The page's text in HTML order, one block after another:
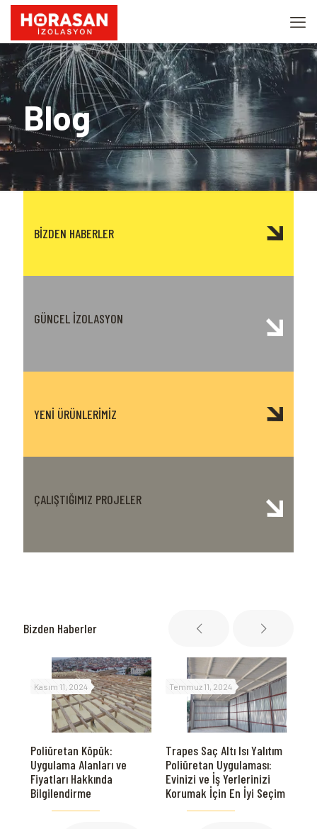
Blog
BİZDEN HABERLER
GÜNCEL İZOLASYON
YENİ ÜRÜNLERİMİZ
ÇALIŞTIĞIMIZ PROJELER
Bizden Haberler
Kasım 11, 2024
Poliüretan Köpük:
Uygulama Alanları ve
Fiyatları Hakkında
Bilgilendirme
Temmuz 11, 2024
Trapes Saç Altı Isı Yalıtım
Poliüretan Uygulaması:
Evinizi ve İş Yerlerinizi
Korumak İçin En İyi Seçim